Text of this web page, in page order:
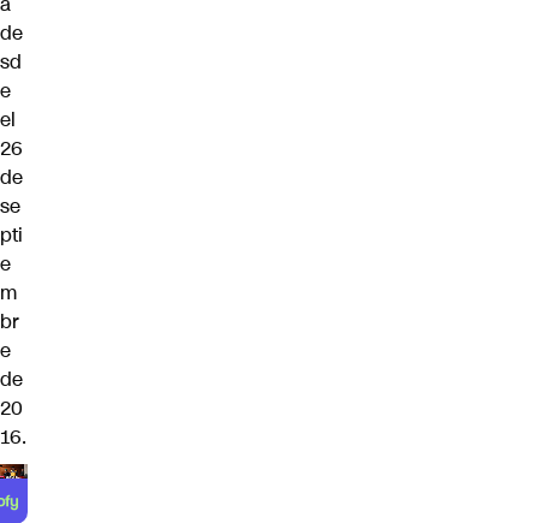
de
sd
e
el
26
de
se
pti
e
m
br
e
de
20
16.